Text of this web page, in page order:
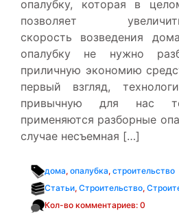
опалубку, которая в
позволяет
скорость возведения
опалубку не нужно
приличную экономию
первый взгляд,
привычную для нас
применяются разборные
случае несъемная […]
дома, опалубка, строительство
Статьи, Строительство,
Кол-во комментариев: 0